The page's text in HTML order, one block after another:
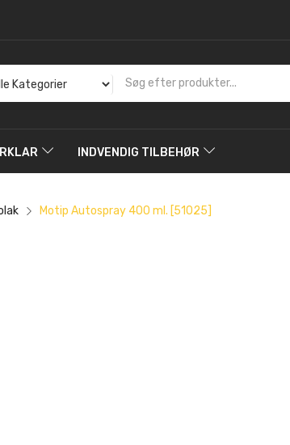
INDVENDIG TILBEHØR
Motip Autospray 400 ml. [51025]